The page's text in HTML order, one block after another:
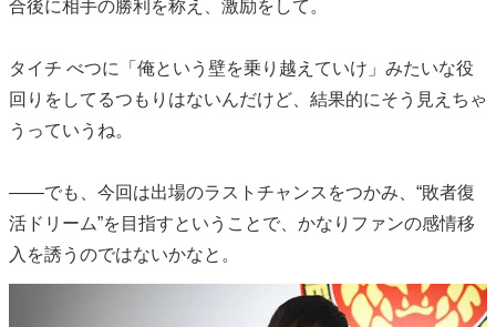
合後に相手の勝利を称え、激励をして。
タイチ べつに「俺という壁を乗り越えていけ」みたいな役
回りをしてるつもりはないんだけど、結果的にそう見えちゃ
うっていうね。
――でも、今回は出場のラストチャンスをつかみ、“敗者復
活ドリーム”を目指すということで、かなりファンの感情移
入を誘うのではないかなと。